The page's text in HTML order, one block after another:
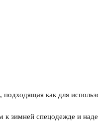
как для
к зимней спецодежде и